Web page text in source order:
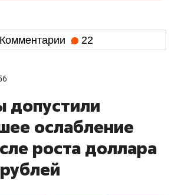
Комментарии 22
допустили
ослабление
роста доллара